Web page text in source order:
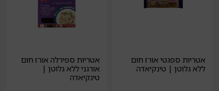
אטריות ספגטי אורז חום
ללא גלוטן | טינקיאדה
אטריות ספירלה אורז חום
אורגני ללא גלוטן |
טינקיאדה